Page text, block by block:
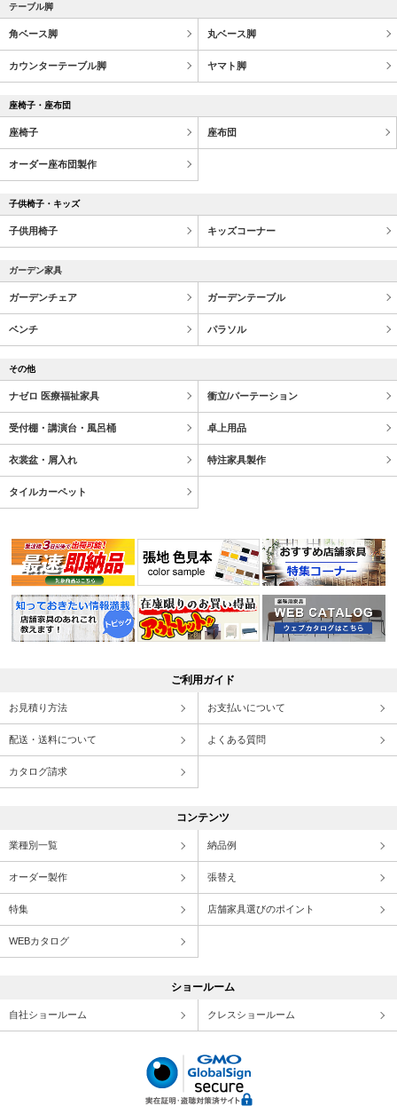
テーブル脚
角ベース脚 丸ベース脚
カウンターテーブル脚 ヤマト脚
座椅子・座布団
座椅子 座布団
オーダー座布団製作
子供椅子・キッズ
子供用椅子 キッズコーナー
ガーデン家具
ガーデンチェア ガーデンテーブル
ベンチ パラソル
その他
ナゼロ 医療福祉家具 衝立/パーテーション
受付棚・講演台・風呂桶 卓上用品
衣裳盆・屑入れ 特注家具製作
タイルカーペット
ご利用ガイド
お見積り方法 お支払いについて
配送・送料について よくある質問
カタログ請求
コンテンツ
業種別一覧 納品例
オーダー製作 張替え
特集 店舗家具選びのポイント
WEBカタログ
ショールーム
自社ショールーム クレスショールーム